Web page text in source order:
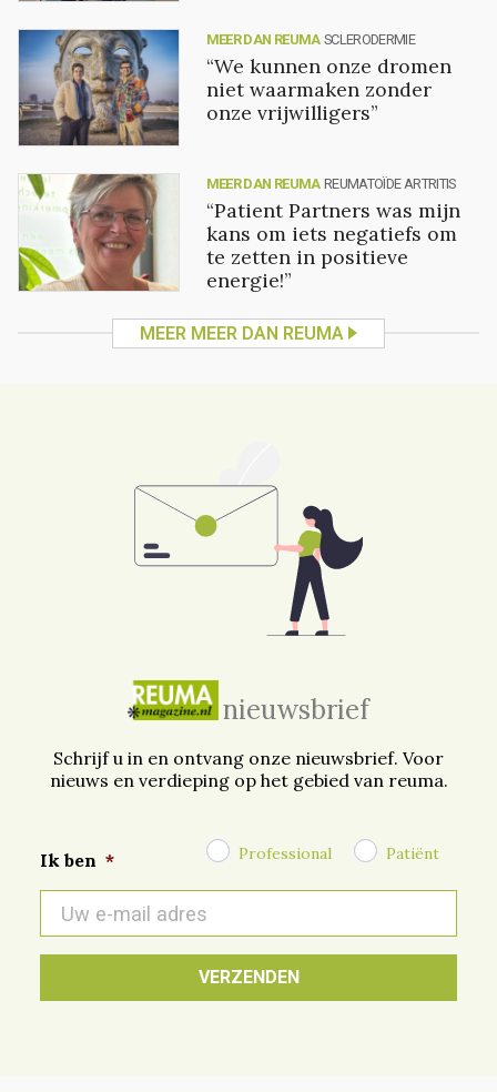
MEER DAN REUMA SCLERODERMIE
“We kunnen onze dromen
niet waarmaken zonder
onze vrijwilligers”
MEER DAN REUMA REUMATOÏDE ARTRITIS
“Patient Partners was mijn
kans om iets negatiefs om
te zetten in positieve
energie!”
MEER MEER DAN REUMA
nieuwsbrief
Schrijf u in en ontvang onze nieuwsbrief. Voor
nieuws en verdieping op het gebied van reuma.
Ik ben * Professional Patiënt
mail
*